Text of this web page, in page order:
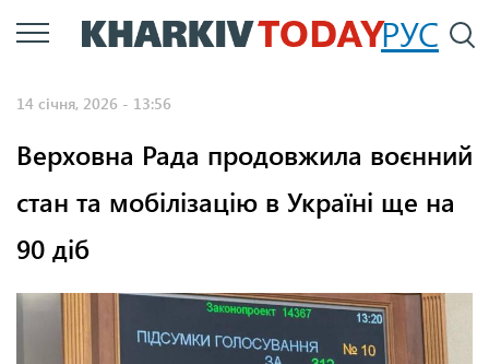
Перейти
до
РУС
14 січня, 2026 - 13:56
Верховна Рада продовжила воєнний
стан та мобілізацію в Україні ще на
90 діб